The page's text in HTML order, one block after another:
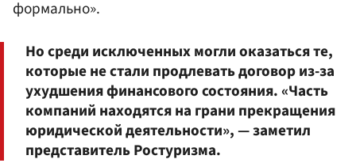
формально».
Но среди исключенных могли оказаться те,
которые не стали продлевать договор из-за
ухудшения финансового состояния. «Часть
компаний находятся на грани прекращения
юридической деятельности», — заметил
представитель Ростуризма.